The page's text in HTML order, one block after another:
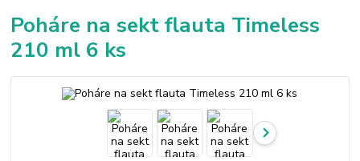
Poháre na sekt flauta Timeless
210 ml 6 ks